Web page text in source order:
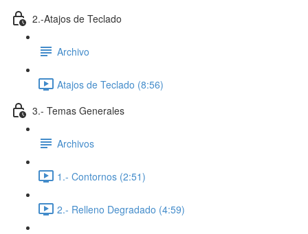
2.-Atajos de Teclado
Archivo
Atajos de Teclado (8:56)
3.- Temas Generales
Archivos
1.- Contornos (2:51)
2.- Relleno Degradado (4:59)